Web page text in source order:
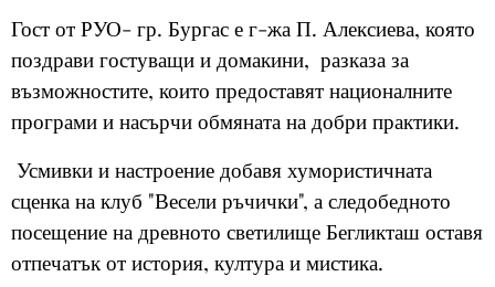
Гост от РУО- гр. Бургас е г-жа П. Алексиева, която
поздрави гостуващи и домакини, разказа за
възможностите, които предоставят националните
програми и насърчи обмяната на добри практики.
Усмивки и настроение добавя хумористичната
сценка на клуб "Весели ръчички", а следобедното
посещение на древното светилище Бегликташ оставя
отпечатък от история, култура и мистика.